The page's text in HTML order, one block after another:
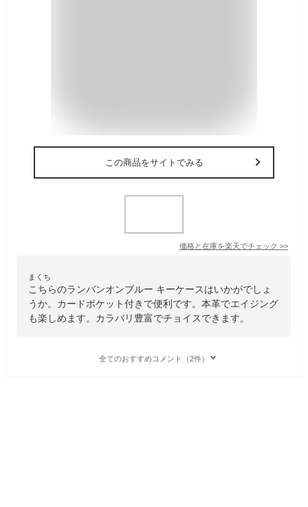
この商品をサイトでみる
価格と在庫を楽天でチェック >>
まくち
こちらのランバンオンブルー キーケースはいかがでしょ
うか。カードポケット付きで便利です。本革でエイジング
も楽しめます。カラバリ豊富でチョイスできます。
全てのおすすめコメント（2件）